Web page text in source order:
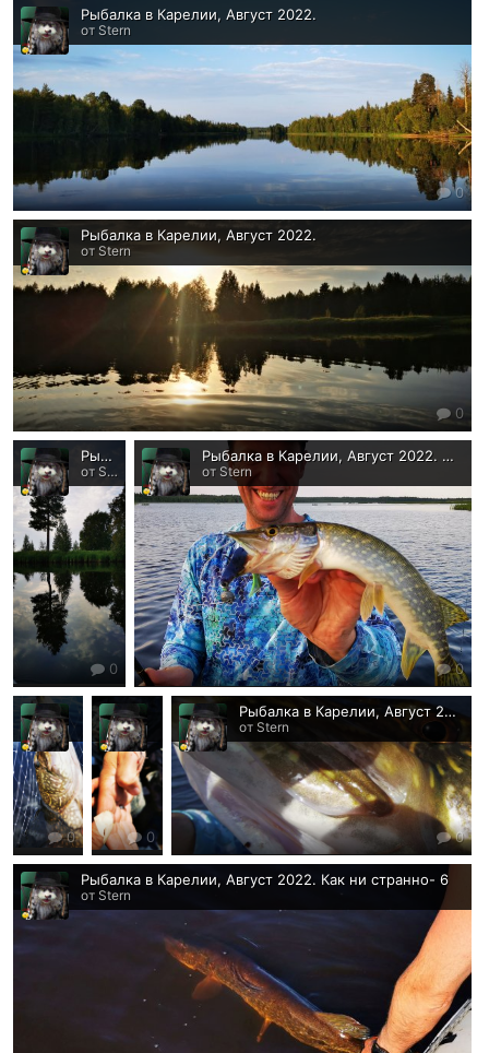
Рыбалка в Карелии, Август 2022.
от Stern
0
Рыбалка в Карелии, Август 2022.
от Stern
0
Рыбалка в Карелии, Август 2022.
от Stern
0
Рыбалка в Карелии, Август 2022. Неплохо
от Stern
0
Рыбалка в Карелии, Август 2022. Самая на 8900
от Stern
0
Рыбалка в Карелии, Август 2022. Бо-Бо
от Stern
0
Рыбалка в Карелии, Август 2022. Глазик
от Stern
0
Рыбалка в Карелии, Август 2022. Как ни странно- 6
от Stern